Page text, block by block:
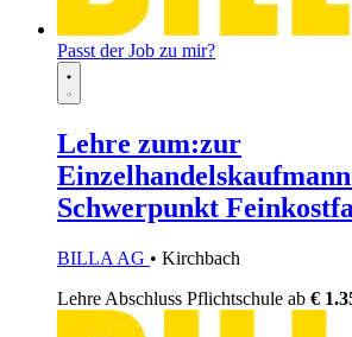
Passt der Job zu mir?
Lehre zum:zur
Schwerpunkt
BILLA AG • Kirchbach
Lehre Abschluss Pflichtschule ab €